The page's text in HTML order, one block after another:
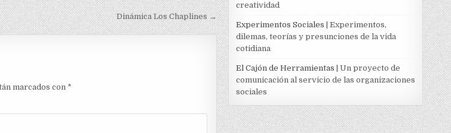
Dinámica Los Chaplines →
marcados con *
creatividad
Experimentos Sociales | Experimentos,
dilemas, teorías y presunciones de la vida
cotidiana
El Cajón de Herramientas | Un proyecto de
comunicación al servicio de las organizaciones
sociales